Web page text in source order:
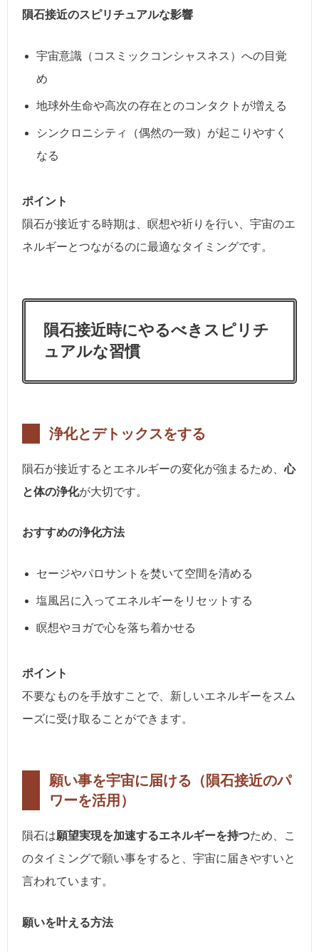
隕石接近のスピリチュアルな影響
宇宙意識（コスミックコンシャスネス）への目覚
め
地球外生命や高次の存在とのコンタクトが増える
シンクロニシティ（偶然の一致）が起こりやすく
なる
ポイント
隕石が接近する時期は、瞑想や祈りを行い、宇宙のエ
ネルギーとつながるのに最適なタイミングです。
隕石接近時にやるべきスピリチ
ュアルな習慣
浄化とデトックスをする
隕石が接近するとエネルギーの変化が強まるため、心
と体の浄化が大切です。
おすすめの浄化方法
セージやパロサントを焚いて空間を清める
塩風呂に入ってエネルギーをリセットする
瞑想やヨガで心を落ち着かせる
ポイント
不要なものを手放すことで、新しいエネルギーをスム
ーズに受け取ることができます。
願い事を宇宙に届ける（隕石接近のパ
ワーを活用）
隕石は願望実現を加速するエネルギーを持つため、こ
のタイミングで願い事をすると、宇宙に届きやすいと
言われています。
願いを叶える方法